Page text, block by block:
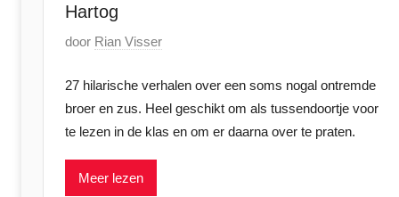
Hartog
G
p
l
a
a
door Rian Visser
27 hilarische verhalen over een soms nogal ontremde
broer en zus. Heel geschikt om als tussendoortje voor
te lezen in de klas en om er daarna over te praten.
Meer lezen